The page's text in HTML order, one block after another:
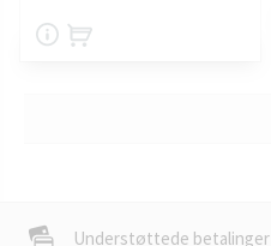
Understøttede betalinger